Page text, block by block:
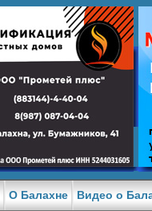
О Балахне Видео о